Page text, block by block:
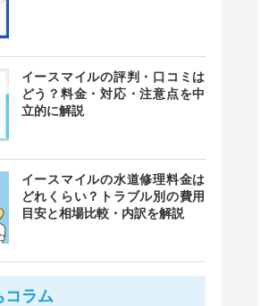
イースマイルの評判・口コミは
どう？料金・対応・注意点を中
立的に解説
イースマイルの水道修理料金は
どれくらい？トラブル別の費用
目安と相場比較・内訳を解説
コラム